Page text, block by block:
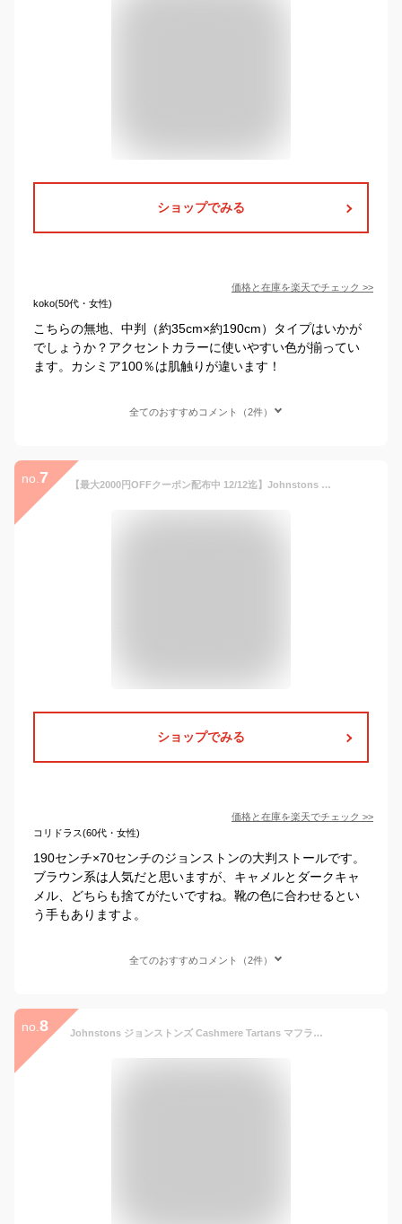
ショップでみる
価格と在庫を楽天でチェック >>
koko(50代・女性)
こちらの無地、中判（約35cm×約190cm）タイプはいかが
でしょうか？アクセントカラーに使いやすい色が揃ってい
ます。カシミア100％は肌触りが違います！
全てのおすすめコメント（2件）
no. 7 【最大2000円OFFクーポン配布中 12/12迄】Johnstons ジョンストンズ Cashmere Plains 100% カシミア 大判ストール 定番 シンプル コーデ WA000056 [WA56][190×70cm]
ショップでみる
価格と在庫を楽天でチェック >>
コリドラス(60代・女性)
190センチ×70センチのジョンストンの大判ストールです。
ブラウン系は人気だと思いますが、キャメルとダークキャ
メル、どちらも捨てがたいですね。靴の色に合わせるとい
う手もありますよ。
全てのおすすめコメント（2件）
no. 8 Johnstons ジョンストンズ Cashmere Tartans マフラー カシミヤ タータンチェック ストール フリンジ メンズ レディース ユニセックス WA16 [180×25cm] LaG Onlinestore